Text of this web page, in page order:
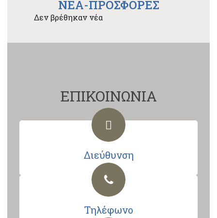
NEA-ΠΡΟΣΦΟΡΕΣ
Δεν βρέθηκαν νέα
ΕΠΙΚΟΙΝΩΝΙΑ
Διεύθυνση
Τηλέφωνο